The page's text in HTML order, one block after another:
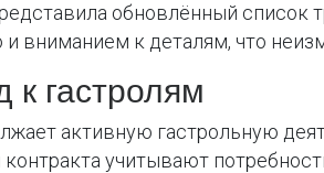
обновлённый список
и вниманием к деталям, что
гастролям
активную гастрольную
учитывают